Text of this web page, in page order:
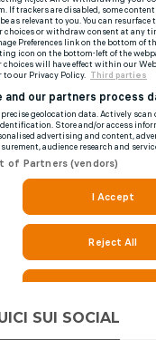
SUI SOCIAL